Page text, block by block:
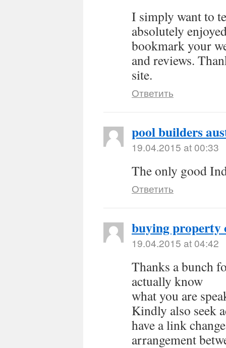
I simply want to
absolutely
bookmark your
and reviews.
site.
Ответить
pool builders
19.04.2015 at 00:33
The only good
Ответить
buying property
19.04.2015 at 04:42
Thanks a bunch
actually know
what you are
Kindly also seek
have a link change
arrangement